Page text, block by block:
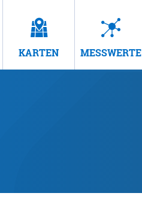
KARTEN MESSWERTE